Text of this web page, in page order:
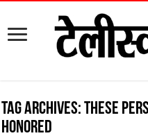
Tag Archives:these
honored